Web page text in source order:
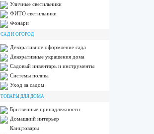
Уличные светильники
ФИТО светильники
Фонари
САД И ОГОРОД
Декоративное оформление сада
Декоративные украшения дома
Садовый инвентарь и инструменты
Системы полива
Уход за садом
ТОВАРЫ ДЛЯ ДОМА
Бритвенные принадлежности
Домашний интерьер
Канцтовары